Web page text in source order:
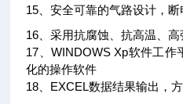
15、安全可靠的气路设计，
16、采用抗腐蚀、抗高温、
17、WINDOWS Xp软件工作
化的操作软件
18、EXCEL数据结果输出，